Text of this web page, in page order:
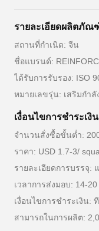
รายละเอียดผลิตภัณ
สถานที่กำเนิด: จีน
ชื่อแบรนด์:
ได้รับการรับรอง: ISO
หมายเลขรุ่น: เสริมกำลั
เงื่อนไขการชำระเงิ
จำนวนสั่งซื้อขั้นต่ำ:
ราคา: USD 1.7-3/
รายละเอียดการบรรจุ:
เวลาการส่งมอบ: 14-
เงื่อนไขการชำระเงิน:
สามารถในการผลิต: